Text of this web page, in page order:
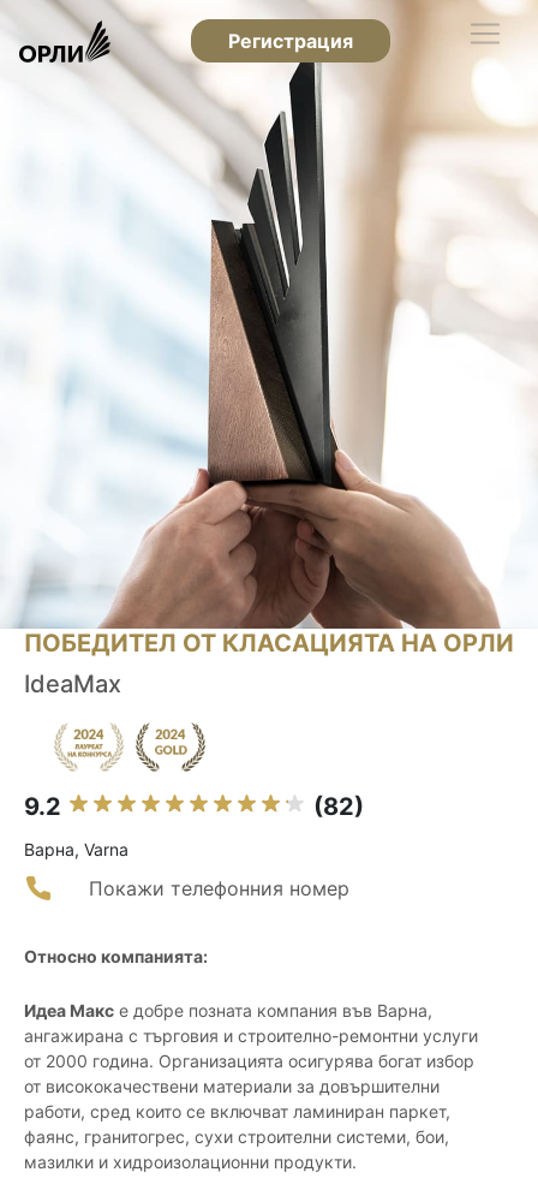
Регистрация
ПОБЕДИТЕЛ ОТ КЛАСАЦИЯТА НА ОРЛИ
IdeaMax
9.2 (82)
Варна, Varna
Покажи телефонния номер
Относно компанията:
Идеа Макс е добре позната компания във Варна,
ангажирана с търговия и строително-ремонтни услуги
от 2000 година. Организацията осигурява богат избор
от висококачествени материали за довършителни
работи, сред които се включват ламиниран паркет,
фаянс, гранитогрес, сухи строителни системи, бои,
мазилки и хидроизолационни продукти.